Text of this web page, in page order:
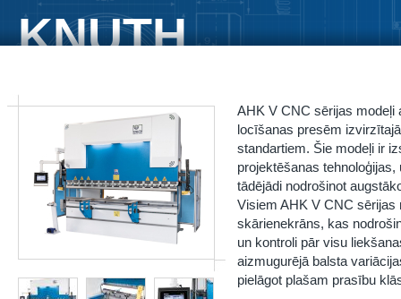
KNUTH
AHK V CNC sērijas modeļi
locīšanas presēm
standartiem. Šie modeļi ir
projektēšanas
tādējādi nodrošinot
Visiem AHK V CNC
skārienekrāns, kas
un kontroli pār visu
aizmugurējā balsta
pielāgot plašam prasību